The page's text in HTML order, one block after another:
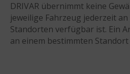
DRIVAR übernimmt keine
jeweilige Fahrzeug jederzeit
Standorten verfügbar ist. Ein
an einem bestimmten